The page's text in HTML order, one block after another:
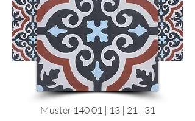
Muster 140 01 | 13 | 21 | 31